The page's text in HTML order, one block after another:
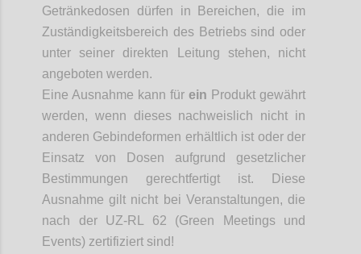
Getränkedosen dürfen in Bereichen, die im
Zuständigkeitsbereich des Betriebs sind oder
unter seiner direkten Leitung stehen, nicht
angeboten werden.
Eine Ausnahme kann für ein Produkt gewährt
werden, wenn dieses nachweislich nicht in
anderen Gebindeformen erhältlich ist oder der
Einsatz von Dosen aufgrund gesetzlicher
Bestimmungen gerechtfertigt ist. Diese
Ausnahme gilt nicht bei Veranstaltungen, die
nach der UZ-RL 62 (Green Meetings und
Events) zertifiziert sind!